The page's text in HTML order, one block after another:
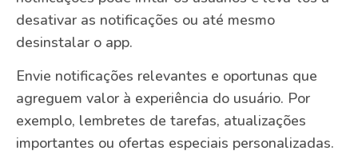
desativar as notificações ou até mesmo
desinstalar o app.
Envie notificações relevantes e oportunas que
agreguem valor à experiência do usuário. Por
exemplo, lembretes de tarefas, atualizações
importantes ou ofertas especiais personalizadas.